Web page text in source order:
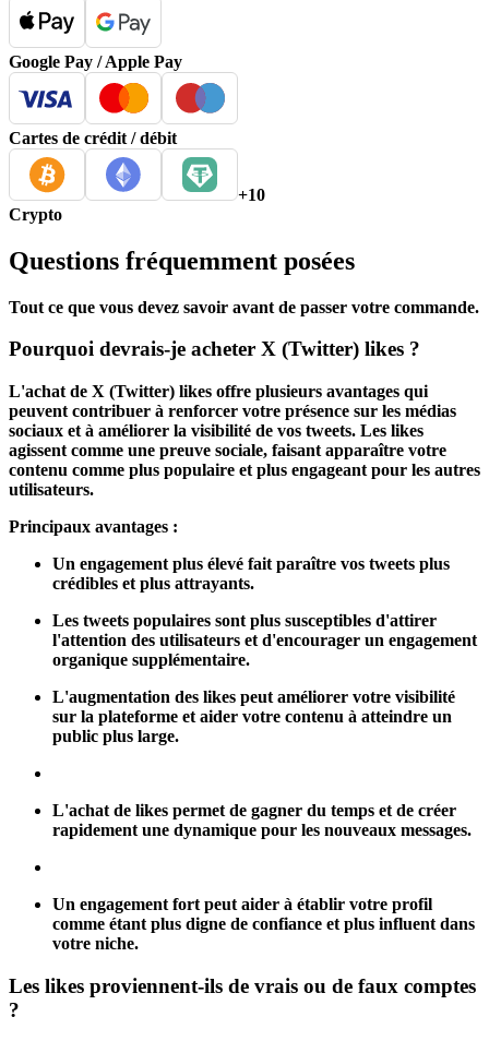
Google Pay / Apple Pay
Cartes de crédit / débit
+10
Crypto
Questions fréquemment posées
Tout ce que vous devez savoir avant de passer votre commande.
Pourquoi devrais-je acheter X (Twitter) likes ?
L'achat de X (Twitter) likes offre plusieurs avantages qui
peuvent contribuer à renforcer votre présence sur les médias
sociaux et à améliorer la visibilité de vos tweets. Les likes
agissent comme une preuve sociale, faisant apparaître votre
contenu comme plus populaire et plus engageant pour les autres
utilisateurs.
Principaux avantages :
Un engagement plus élevé fait paraître vos tweets plus
crédibles et plus attrayants.
Les tweets populaires sont plus susceptibles d'attirer
l'attention des utilisateurs et d'encourager un engagement
organique supplémentaire.
L'augmentation des likes peut améliorer votre visibilité
sur la plateforme et aider votre contenu à atteindre un
public plus large.
L'achat de likes permet de gagner du temps et de créer
rapidement une dynamique pour les nouveaux messages.
Un engagement fort peut aider à établir votre profil
comme étant plus digne de confiance et plus influent dans
votre niche.
Les likes proviennent-ils de vrais ou de faux comptes
?